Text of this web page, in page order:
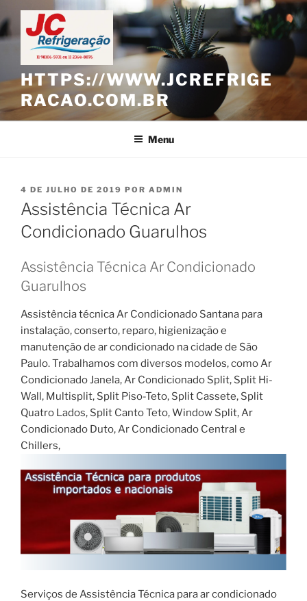
Pular
para
o
conteúdo
HTTPS://WWW.JCREFRIGE
RACAO.COM.BR
Menu
PUBLICADO
EM
4 DE JULHO DE 2019 POR ADMIN
Assistência Técnica Ar
Condicionado Guarulhos
Assistência Técnica Ar Condicionado
Guarulhos
Assistência técnica Ar Condicionado Santana para
instalação, conserto, reparo, higienização e
manutenção de ar condicionado na cidade de São
Paulo. Trabalhamos com diversos modelos, como Ar
Condicionado Janela, Ar Condicionado Split, Split Hi-
Wall, Multisplit, Split Piso-Teto, Split Cassete, Split
Quatro Lados, Split Canto Teto, Window Split, Ar
Condicionado Duto, Ar Condicionado Central e
Chillers,
Serviços de Assistência Técnica para ar condicionado